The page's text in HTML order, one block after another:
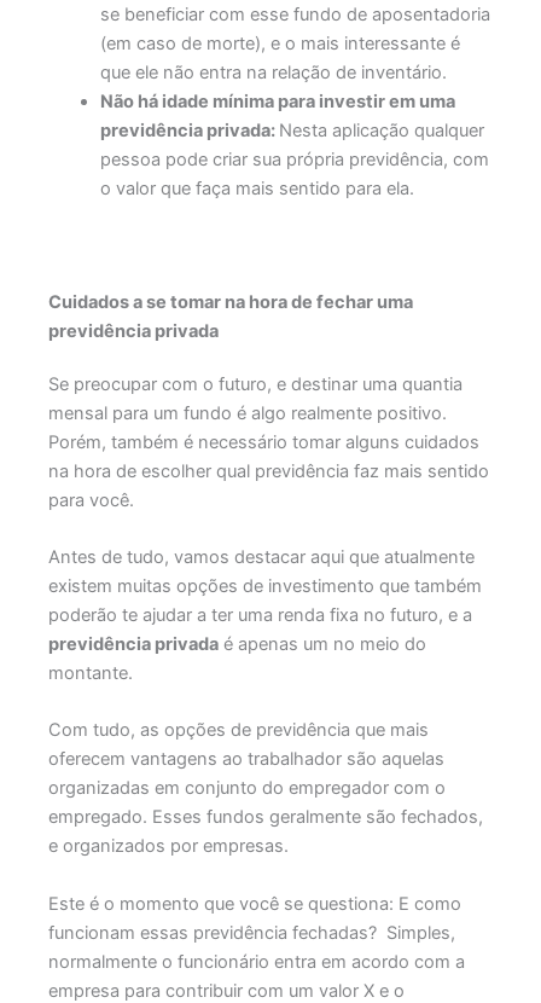
se beneficiar com esse fundo de aposentadoria
(em caso de morte), e o mais interessante é
que ele não entra na relação de inventário.
Não há idade mínima para investir em uma
previdência privada: Nesta aplicação qualquer
pessoa pode criar sua própria previdência, com
o valor que faça mais sentido para ela.
Cuidados a se tomar na hora de fechar uma
previdência privada
Se preocupar com o futuro, e destinar uma quantia
mensal para um fundo é algo realmente positivo.
Porém, também é necessário tomar alguns cuidados
na hora de escolher qual previdência faz mais sentido
para você.
Antes de tudo, vamos destacar aqui que atualmente
existem muitas opções de investimento que também
poderão te ajudar a ter uma renda fixa no futuro, e a
previdência privadaé apenas um no meio do
montante.
Com tudo, as opções de previdência que mais
oferecem vantagens ao trabalhador são aquelas
organizadas em conjunto do empregador com o
empregado. Esses fundos geralmente são fechados,
e organizados por empresas.
Este é o momento que você se questiona: E como
funcionam essas previdência fechadas? Simples,
normalmente o funcionário entra em acordo com a
empresa para contribuir com um valor X e o